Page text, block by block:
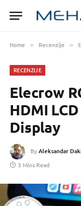
Home » Recenzije »
RECENZIJE
Elecrow
HDMI
Display
ByAleksandar
3 Mins Read